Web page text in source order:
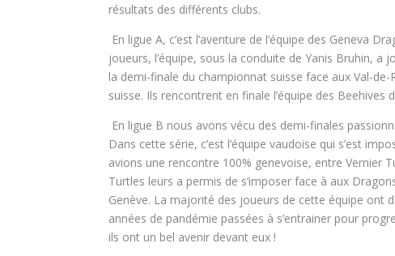
résultats des différents clubs.
En ligue A, c’est l’aventure de l’équipe des Geneva
joueurs, l’équipe, sous la conduite de Yanis Bruhin,
la demi-finale du championnat suisse face aux Val-
suisse. Ils rencontrent en finale l’équipe des Beehives
En ligue B nous avons vécu des demi-finales
Dans cette série, c’est l’équipe vaudoise qui s’est
avions une rencontre 100% genevoise, entre Vernier
Turtles leurs a permis de s’imposer face à aux
Genève. La majorité des joueurs de cette équipe
années de pandémie passées à s’entrainer pour
ils ont un bel avenir devant eux !